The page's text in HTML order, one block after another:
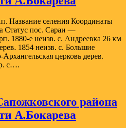
Название селения Координаты
Статус пос. Сараи —
1880-е неизв. с. Андреевка 26 км
1854 неизв. с. Большие
церковь дерев.
с….
района
А.Бокарева